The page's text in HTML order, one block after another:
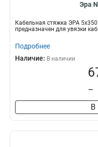
Эра
Кабельная стяжка ЭРА
предназначен для увязки
Подробнее
Наличие: В наличии
–
В